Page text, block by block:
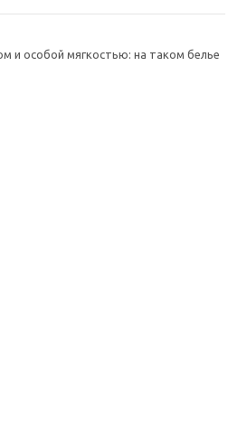
и особой мягкостью: на таком белье